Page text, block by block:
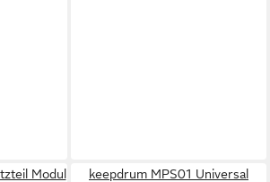
Modul
keepdrum MPS01 Universal